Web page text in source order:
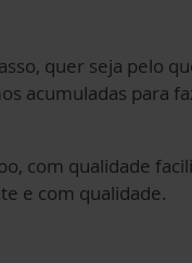
quer seja pelo
acumuladas para
com qualidade
e com qualidade.